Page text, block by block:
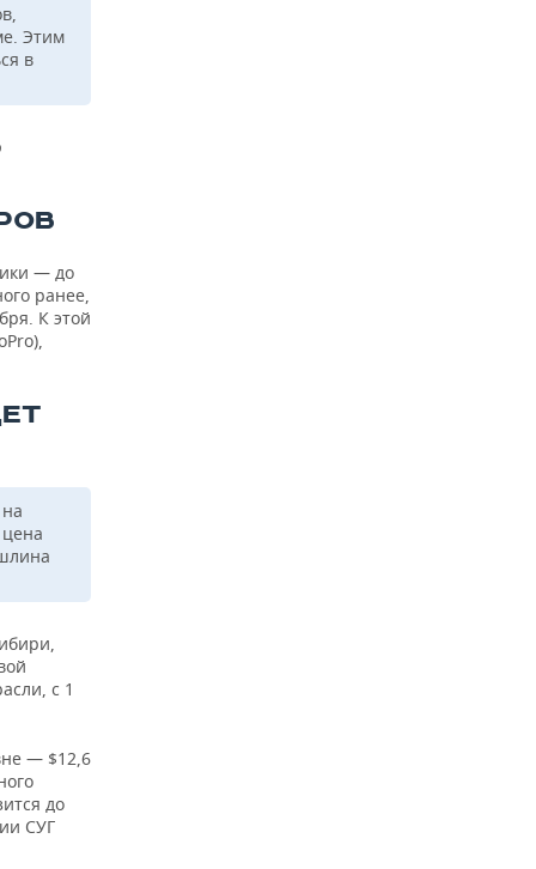
Этим
в
— до
ранее,
К этой
с 1
— $12,6
до
СУГ